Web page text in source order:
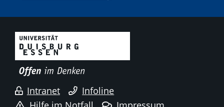
Intranet
Infoline